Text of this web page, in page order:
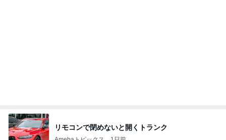
リモコンで閉めないと開くトランク